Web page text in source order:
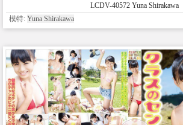
LCDV-40572 Yuna Shirakawa
模特: Yuna Shirakawa